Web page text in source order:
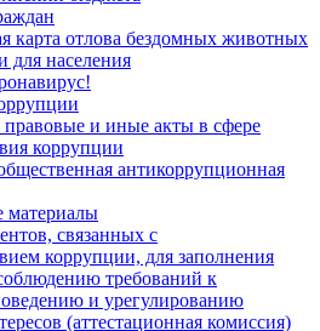
карта отлова бездомных животных
для населения
и иные акты в сфере
коррупции
антикоррупционная
материалы
связанных с
коррупции, для заполнения
требований к
и урегулированию
(аттестационная комиссия)